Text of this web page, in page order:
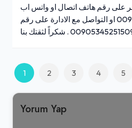
على رقم هاتف اتصال او واتس اب
00905365014943 او التواصل مع الادارة على رقم
1 2 3 4 5
Yorum Yap